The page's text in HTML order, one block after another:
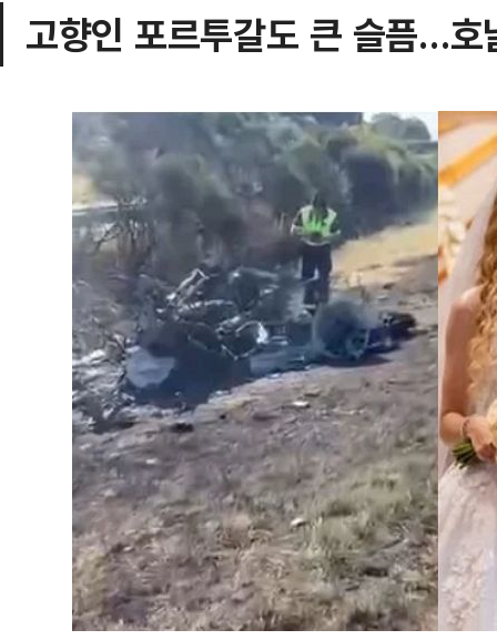
고향인 포르투갈도 큰 슬픔…호